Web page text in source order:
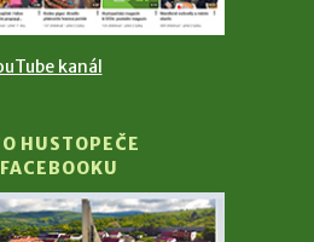
kanál
HUSTOPEČE